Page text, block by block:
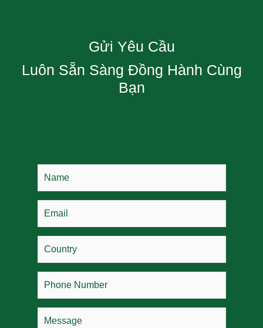
Gửi Yêu Cầu
Luôn Sẵn Sàng Đồng Hành Cùng
Bạn